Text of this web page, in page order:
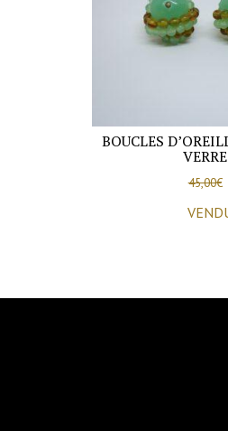
BOUCLES
VERRE
45,00€